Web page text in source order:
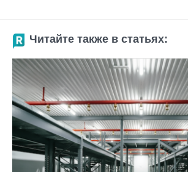
Читайте также в статьях: